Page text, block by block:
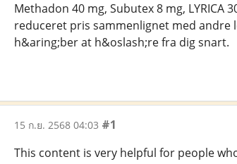
Methadon 40 mg, Subutex 8 mg, LYRICA
reduceret pris sammenlignet med
h&aring;ber at h&oslash;re fra dig snart.
15 ก.ย. 2568 04:03 #1
This content is very helpful for people